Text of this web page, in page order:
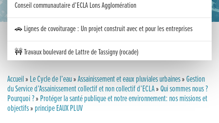
Conseil communautaire d’ECLA Lons Agglomération
🚗 Lignes de covoiturage : Un projet construit avec et pour les entreprises
🚧 Travaux boulevard de Lattre de Tassigny (rocade)
Inauguration nouvelle station d’épuration (STEP) de Trenal
Festival des solutions écologiques 2026
Accueil» Le Cycle de l’eau»Assainissement et eaux pluviales urbaines»Gestion
du Service d’Assainissement collectif et non collectif d’ECLA»Qui sommes nous ?
Pourquoi ?» Protéger la santé publique et notre environnement: nos missions et
objectifs» principe EAUX PLUV